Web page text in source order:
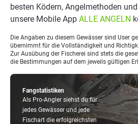
Fangstatistiken
Als Pro-Angler siehst du für
jedes Gewässer und jede
Fischart die erfolgreichsten
besten Ködern, Angelmethoden
unsere Mobile App ALLE ANGELN
Die Angaben zu diesem Gewässer sind User
übernimmt für die Vollständigkeit und
Zur Ausübung der Fischerei sind stets die
die Bestimmungen auf dem jeweils gültigen